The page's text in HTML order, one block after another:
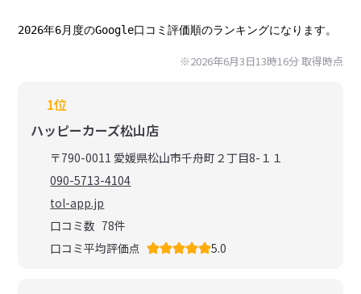
2026年6月度のGoogle口コミ評価順のランキングになります。
※2026年6月3日13時16分 取得時点
1位
ハッピーカーズ松山店
〒790-0011 愛媛県松山市千舟町２丁目8-１１
090-5713-4104
tol-app.jp
口コミ数 78件
口コミ平均評価点
5.0